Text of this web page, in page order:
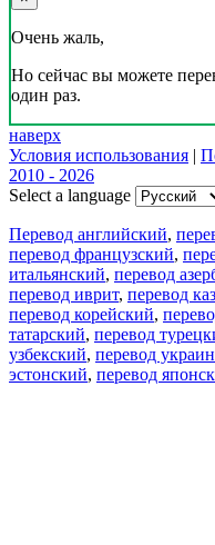
Очень жаль,
Но сейчас вы можете
один раз.
наверх
Условия использования |
2010 - 2026
Select a language
Перевод английский,
перевод французский,
итальянский, перевод
перевод иврит, перевод
перевод корейский,
татарский, перевод
узбекский, перевод
эстонский, перевод